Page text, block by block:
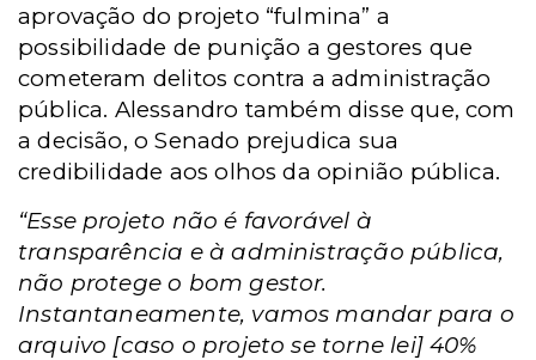
aprovação do projeto “fulmina” a
possibilidade de punição a gestores que
cometeram delitos contra a administração
pública. Alessandro também disse que, com
a decisão, o Senado prejudica sua
credibilidade aos olhos da opinião pública.
“Esse projeto não é favorável à
transparência e à administração pública,
não protege o bom gestor.
Instantaneamente, vamos mandar para o
arquivo [caso o projeto se torne lei] 40%